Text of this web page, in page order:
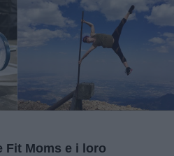
Fit Moms e i loro